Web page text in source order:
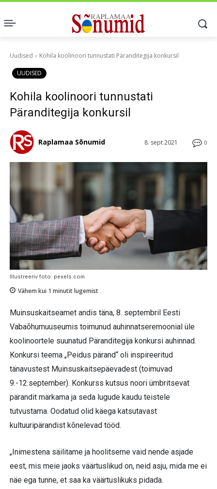
Uudised Kohila koolinoori tunnustati Päranditegija konkursil
UUDISED
Kohila koolinoori tunnustati
Päranditegija konkursil
0
8. sept 2021
Raplamaa Sõnumid
Illustreeriv foto: pexels.com
Vähem kui 1 minutit lugemist
Muinsuskaitseamet andis täna, 8. septembril Eesti
Vabaõhumuuseumis toimunud auhinnatseremoonial üle
koolinoortele suunatud Päranditegija konkursi auhinnad.
Konkursi teema „Peidus pärand“ oli inspireeritud
tänavustest Muinsuskaitsepäevadest (toimuvad
9.-12.september). Konkurss kutsus noori ümbritsevat
pärandit märkama ja seda lugude kaudu teistele
tutvustama. Oodatud olid käega katsutavast
kultuuripärandist kõnelevad tööd.
„Inimestena säilitame ja hoolitseme vaid nende asjade
eest, mis meie jaoks väärtuslikud on, neid asju, mida me ei
näe ega tunne, et saa ka väärtuslikuks pidada.